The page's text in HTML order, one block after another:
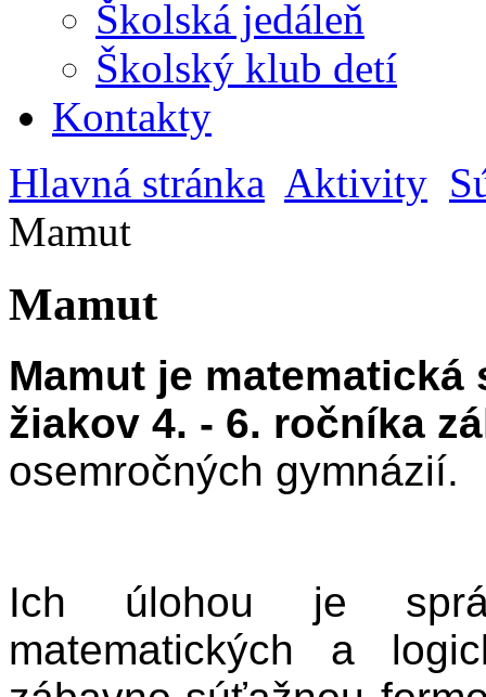
Školská jedáleň
Školský klub detí
Kontakty
Hlavná stránka Aktivity
Mamut
Mamut
Mamut je matematická
žiakov 4. - 6. ročníka
osemročných gymnázií.
Ich úlohou je
matematických a